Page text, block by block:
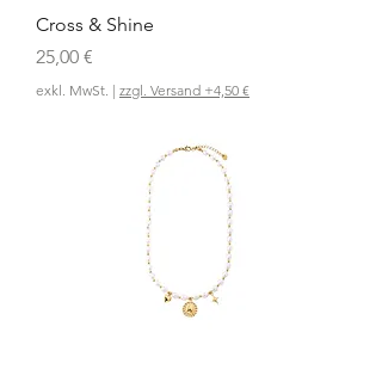
Cross & Shine
Preis
25,00 €
exkl. MwSt. | zzgl. Versand +4,50 €